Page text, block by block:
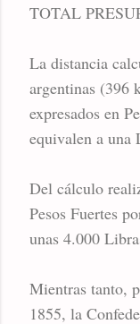
TOTAL
La distancia
argentinas (396
expresados en
equivalen a una
Del cálculo
Pesos Fuertes
unas 4.000
Mientras tanto,
1855, la